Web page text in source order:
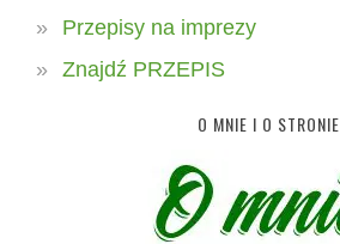
Przepisy na imprezy
Znajdź PRZEPIS
O MNIE I O STRONIE